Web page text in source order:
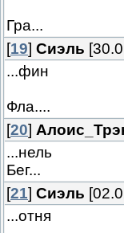
Гра...
[19] Сиэль
...фин
Фла....
[20]
...нель
Бег...
[21] Сиэль
...отня